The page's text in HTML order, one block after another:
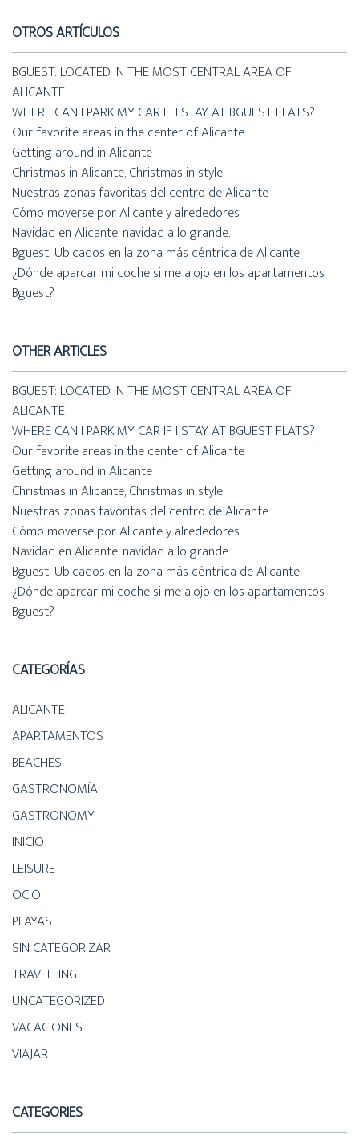
OTROS ARTÍCULOS
BGUEST: LOCATED IN THE MOST CENTRAL AREA OF
ALICANTE
WHERE CAN I PARK MY CAR IF I STAY AT BGUEST FLATS?
Our favorite areas in the center of Alicante
Getting around in Alicante
Christmas in Alicante, Christmas in style
Nuestras zonas favoritas del centro de Alicante
Cómo moverse por Alicante y alrededores
Navidad en Alicante, navidad a lo grande.
Bguest: Ubicados en la zona más céntrica de Alicante
¿Dónde aparcar mi coche si me alojo en los apartamentos
Bguest?
OTHER ARTICLES
BGUEST: LOCATED IN THE MOST CENTRAL AREA OF
ALICANTE
WHERE CAN I PARK MY CAR IF I STAY AT BGUEST FLATS?
Our favorite areas in the center of Alicante
Getting around in Alicante
Christmas in Alicante, Christmas in style
Nuestras zonas favoritas del centro de Alicante
Cómo moverse por Alicante y alrededores
Navidad en Alicante, navidad a lo grande.
Bguest: Ubicados en la zona más céntrica de Alicante
¿Dónde aparcar mi coche si me alojo en los apartamentos
Bguest?
CATEGORÍAS
ALICANTE
APARTAMENTOS
BEACHES
GASTRONOMÍA
GASTRONOMY
INICIO
LEISURE
OCIO
PLAYAS
SIN CATEGORIZAR
TRAVELLING
UNCATEGORIZED
VACACIONES
VIAJAR
CATEGORIES